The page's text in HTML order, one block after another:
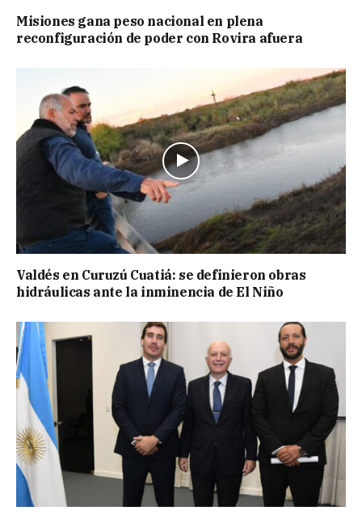
Misiones gana peso nacional en plena
reconfiguración de poder con Rovira afuera
Valdés en Curuzú Cuatiá: se definieron obras
hidráulicas ante la inminencia de El Niño